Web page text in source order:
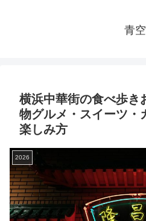
青空
横浜中華街の食べ歩き
物グルメ・スイーツ・
楽しみ方
2026